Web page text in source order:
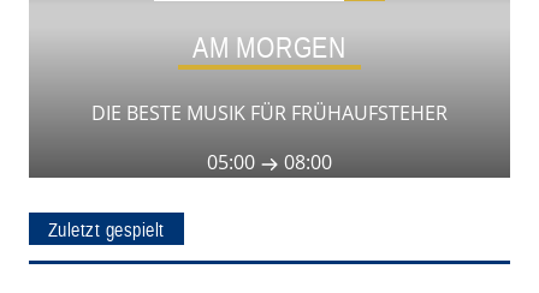
AM MORGEN
DIE BESTE MUSIK FÜR FRÜHAUFSTEHER
05:00
08:00
Zuletzt gespielt